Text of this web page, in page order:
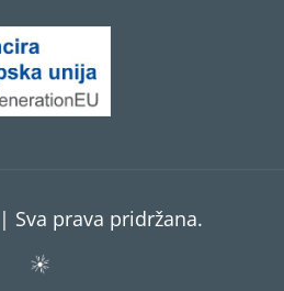
Sva prava pridržana.